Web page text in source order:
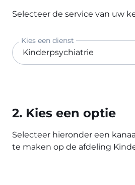
Selecteer de service van uw
Kies een dienst
2. Kies een optie
Selecteer hieronder een
te maken op de afdeling